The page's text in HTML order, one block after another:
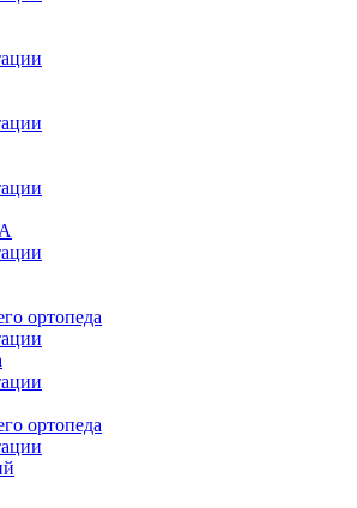
ортопеда
ортопеда